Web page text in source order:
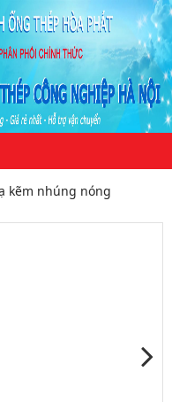
kẽm nhúng nóng